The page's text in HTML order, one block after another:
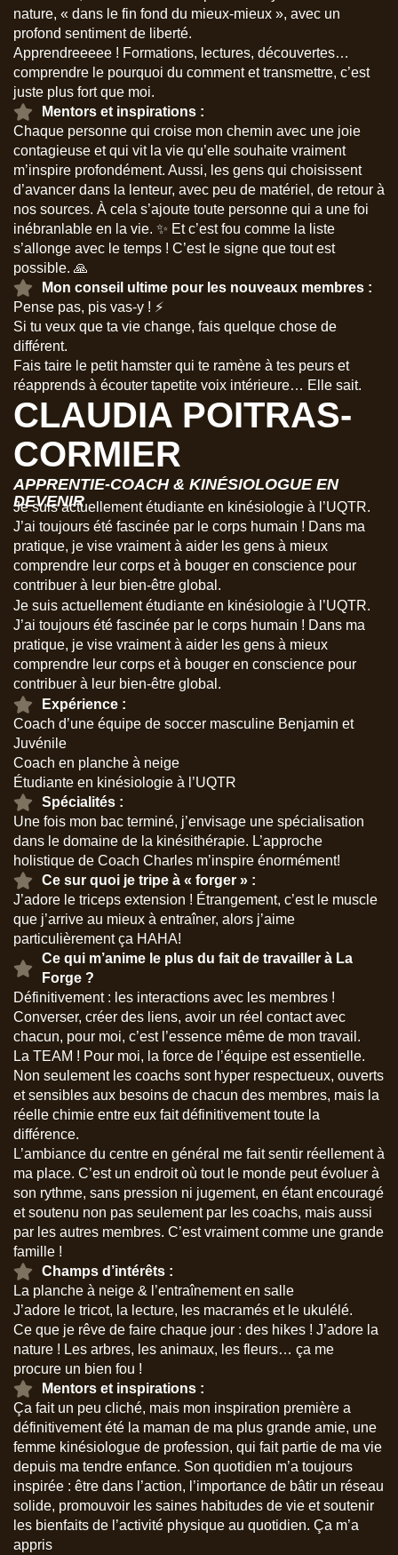
nature, « dans le fin fond du mieux-mieux », avec un
profond sentiment de liberté.
Apprendreeeee ! Formations, lectures, découvertes…
comprendre le pourquoi du comment et transmettre, c’est
juste plus fort que moi.
Mentors et inspirations :
Chaque personne qui croise mon chemin avec une joie
contagieuse et qui vit la vie qu’elle souhaite vraiment
m’inspire profondément. Aussi, les gens qui choisissent
d’avancer dans la lenteur, avec peu de matériel, de retour à
nos sources. À cela s’ajoute toute personne qui a une foi
inébranlable en la vie. ✨ Et c’est fou comme la liste
s’allonge avec le temps ! C’est le signe que tout est
possible. 🙏
Mon conseil ultime pour les nouveaux membres :
Pense pas, pis vas-y ! ⚡
Si tu veux que ta vie change, fais quelque chose de
différent.
Fais taire le petit hamster qui te ramène à tes peurs et
réapprends à écouter tapetite voix intérieure… Elle sait.
CLAUDIA POITRAS-
CORMIER
APPRENTIE-COACH & KINÉSIOLOGUE EN
DEVENIR
Je suis actuellement étudiante en kinésiologie à l’UQTR.
J’ai toujours été fascinée par le corps humain ! Dans ma
pratique, je vise vraiment à aider les gens à mieux
comprendre leur corps et à bouger en conscience pour
contribuer à leur bien-être global.
Je suis actuellement étudiante en kinésiologie à l’UQTR.
J’ai toujours été fascinée par le corps humain ! Dans ma
pratique, je vise vraiment à aider les gens à mieux
comprendre leur corps et à bouger en conscience pour
contribuer à leur bien-être global.
Expérience :
Coach d’une équipe de soccer masculine Benjamin et
Juvénile
Coach en planche à neige
Étudiante en kinésiologie à l’UQTR
Spécialités :
Une fois mon bac terminé, j’envisage une spécialisation
dans le domaine de la kinésithérapie. L’approche
holistique de Coach Charles m’inspire énormément!
Ce sur quoi je tripe à « forger » :
J’adore le triceps extension ! Étrangement, c’est le muscle
que j’arrive au mieux à entraîner, alors j’aime
particulièrement ça HAHA!
Ce qui m’anime le plus du fait de travailler à La
Forge ?
Définitivement : les interactions avec les membres !
Converser, créer des liens, avoir un réel contact avec
chacun, pour moi, c’est l’essence même de mon travail.
La TEAM ! Pour moi, la force de l’équipe est essentielle.
Non seulement les coachs sont hyper respectueux, ouverts
et sensibles aux besoins de chacun des membres, mais la
réelle chimie entre eux fait définitivement toute la
différence.
L’ambiance du centre en général me fait sentir réellement à
ma place. C’est un endroit où tout le monde peut évoluer à
son rythme, sans pression ni jugement, en étant encouragé
et soutenu non pas seulement par les coachs, mais aussi
par les autres membres. C’est vraiment comme une grande
famille !
Champs d’intérêts :
La planche à neige & l’entraînement en salle
J’adore le tricot, la lecture, les macramés et le ukulélé.
Ce que je rêve de faire chaque jour : des hikes ! J’adore la
nature ! Les arbres, les animaux, les fleurs… ça me
procure un bien fou !
Mentors et inspirations :
Ça fait un peu cliché, mais mon inspiration première a
définitivement été la maman de ma plus grande amie, une
femme kinésiologue de profession, qui fait partie de ma vie
depuis ma tendre enfance. Son quotidien m’a toujours
inspirée : être dans l’action, l’importance de bâtir un réseau
solide, promouvoir les saines habitudes de vie et soutenir
les bienfaits de l’activité physique au quotidien. Ça m’a
appris